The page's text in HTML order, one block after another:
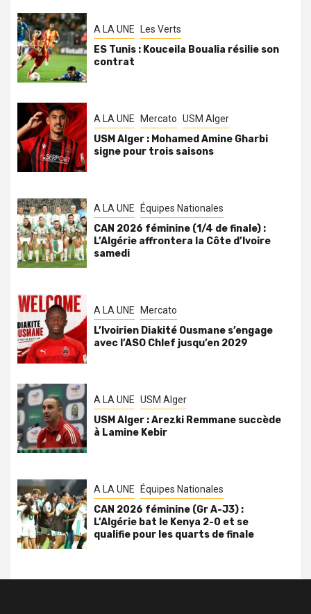
A LA UNE Les Verts
ES Tunis : Kouceila Boualia résilie son
contrat
A LA UNE Mercato USM Alger
USM Alger : Mohamed Amine Gharbi
signe pour trois saisons
A LA UNE Équipes Nationales
CAN 2026 féminine (1/4 de finale) :
L’Algérie affrontera la Côte d’Ivoire
samedi
A LA UNE Mercato
L’Ivoirien Diakité Ousmane s’engage
avec l’ASO Chlef jusqu’en 2029
A LA UNE USM Alger
USM Alger : Arezki Remmane succède
à Lamine Kebir
A LA UNE Équipes Nationales
CAN 2026 féminine (Gr A-J3) :
L’Algérie bat le Kenya 2-0 et se
qualifie pour les quarts de finale